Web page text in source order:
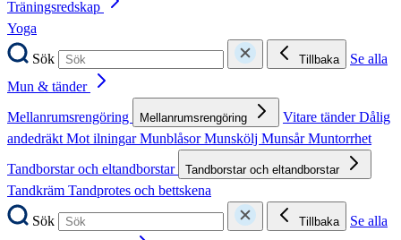
Träningsredskap
Yoga
Sök
Tillbaka
Se alla
Mun & tänder
Mellanrumsrengöring
Mellanrumsrengöring Vitare tänderDålig
andedräktMot ilningarMunblåsorMunskölj MunsårMuntorrhet
Tandborstar och eltandborstar
Tandborstar och eltandborstar
Tandkräm Tandprotes och bettskena
Sök
Tillbaka
Se alla